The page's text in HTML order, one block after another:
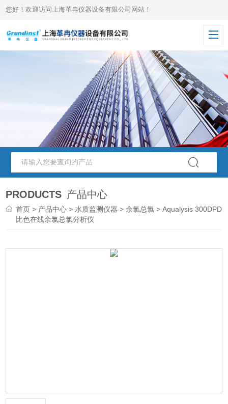
您好！欢迎访问上海革冉仪器设备有限公司网站！
PRODUCTS 产品中心
首页 > 产品中心 > 水质监测仪器 >余氯总氯 > Aqualysis 300DPD
比色在线余氯总氯分析仪